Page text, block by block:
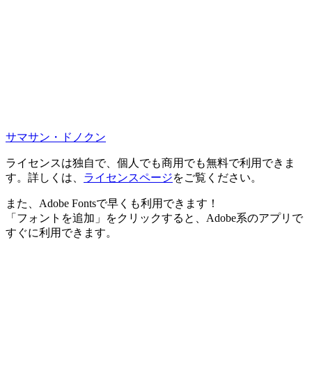
サマサン・ドノクン
ライセンスは独自で、個人でも商用でも無料で利用できま
す。詳しくは、 ライセンスページをご覧ください。
また、Adobe Fontsで早くも利用できます！
「フォントを追加」をクリックすると、Adobe系のアプリで
すぐに利用できます。